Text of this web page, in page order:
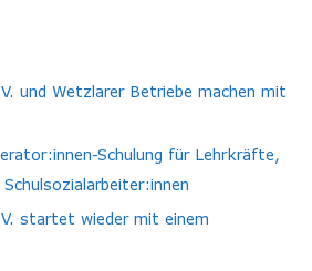
und Wetzlarer Betriebe machen mit
Schulung für Lehrkräfte,
startet wieder mit einem